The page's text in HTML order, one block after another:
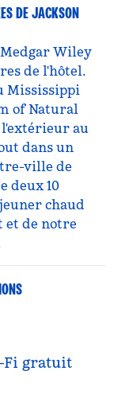
DE JACKSON
Wiley
de l'hôtel.
Mississippi
of Natural
l'extérieur au
dans un
ville de
deux 10
chaud
et de notre
Fi gratuit